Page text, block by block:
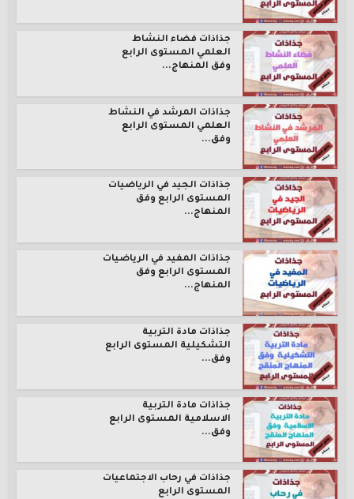
جذاذات فضاء النشاط
العلمي المستوى الرابع
وفق المنهاج...
جذاذات المرشد في النشاط
العلمي المستوى الرابع
وفق...
جذاذات الجيد في الرياضيات
المستوى الرابع وفق
المنهاج...
جذاذات المفيد في الرياضيات
المستوى الرابع وفق
المنهاج...
جذاذات مادة التربية
التشكيلية المستوى الرابع
وفق...
جذاذات مادة التربية
الاسلامية المستوى الرابع
وفق...
جذاذات في رحاب الاجتماعيات
المستوى الرابع